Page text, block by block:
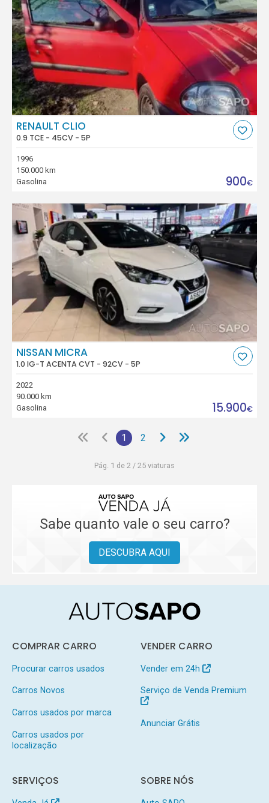
RENAULT CLIO
0.9 TCE - 45CV - 5P
1996
150.000 km
Gasolina
900€
NISSAN MICRA
1.0 IG-T ACENTA CVT - 92CV - 5P
2022
90.000 km
Gasolina
15.900€
1 2
Pág. 1 de 2 / 25 viaturas
Sabe quanto vale o seu carro?
DESCUBRA AQUI
COMPRAR CARRO
Procurar carros usados
Carros Novos
Carros usados por marca
Carros usados por
localização
VENDER CARRO
Vender em 24h
Serviço de Venda Premium
Anunciar Grátis
SERVIÇOS SOBRE NÓS